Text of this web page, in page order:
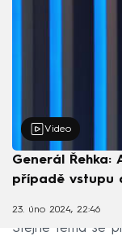
Video
Generál
případě vstupu
23. úno 2024, 22:46
Stejné téma se